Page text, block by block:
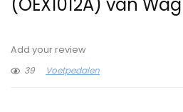
Add your review
39
Voetpedalen